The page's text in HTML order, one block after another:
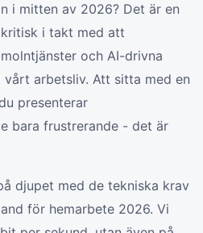
i mitten av 2026? Det är en
i takt med att
och AI-drivna
arbetsliv. Att sitta med en
presenterar
bara frustrerande - det är
djupet med de tekniska krav
för hemarbete 2026. Vi